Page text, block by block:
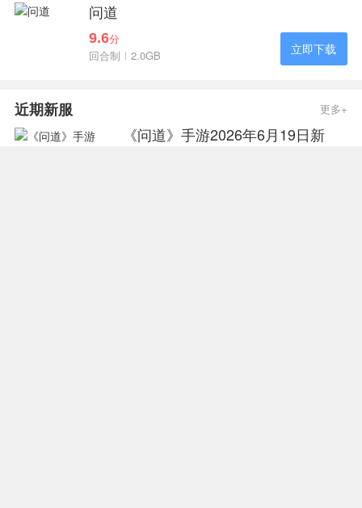
问道
9.6分
回合制
2.0GB 立即下载
近期新服 更多+
《问道》手游2026年6月19日新